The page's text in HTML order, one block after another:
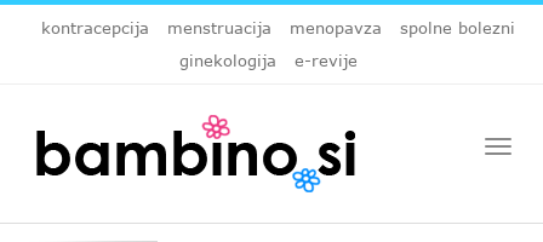
kontracepcija menstruacija menopavza
spolne bolezni
ginekologija
e-revije